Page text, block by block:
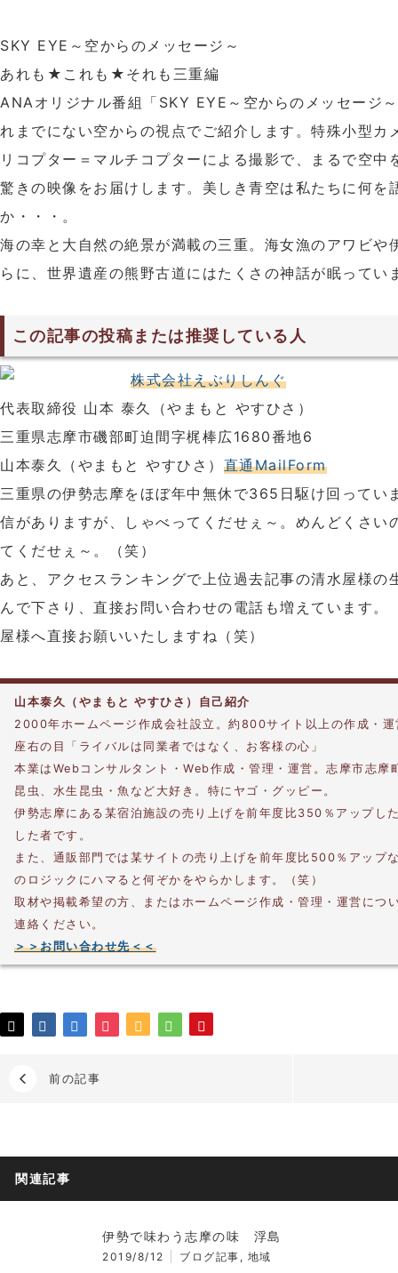
SKY EYE～空からのメッセージ～
あれも★これも★それも三重編
ANAオリジナル番組「SKY EYE～空からのメッセージ
れまでにない空からの視点でご紹介します。特殊小型カ
リコプター＝マルチコプターによる撮影で、まるで空中
驚きの映像をお届けします。美しき青空は私たちに何を
か・・・。
海の幸と大自然の絶景が満載の三重。海女漁のアワビや
らに、世界遺産の熊野古道にはたくさの神話が眠ってい
この記事の投稿または推奨している人
株式会社えぶりしんぐ
代表取締役 山本 泰久（やまもと やすひさ）
三重県志摩市磯部町迫間字梶棒広1680番地6
山本泰久（やまもと やすひさ） 直通MailForm
三重県の伊勢志摩をほぼ年中無休で365日駆け回ってい
信がありますが、しゃべってくだせぇ～。めんどくさい
てくだせぇ～。（笑）
あと、アクセスランキングで上位過去記事の清水屋様の
んで下さり、直接お問い合わせの電話も増えています。
屋様へ直接お願いいたしますね（笑）
山本泰久（やまもと やすひさ）自己紹介
2000年ホームページ作成会社設立。約800サイト以上の作成・運
座右の目「ライバルは同業者ではなく、お客様の心」
本業はWebコンサルタント・Web作成・管理・運営。志摩市志摩
昆虫、水生昆虫・魚など大好き。特にヤゴ・グッピー。
伊勢志摩にある某宿泊施設の売り上げを前年度比350％アップし
した者です。
また、通販部門では某サイトの売り上げを前年度比500％アップ
のロジックにハマると何ぞかをやらかします。（笑）
取材や掲載希望の方、またはホームページ作成・管理・運営につ
連絡ください。
＞＞お問い合わせ先＜＜
前の記事
関連記事
伊勢で味わう志摩の味 浮島
2019/8/12 ブログ記事 , 地域